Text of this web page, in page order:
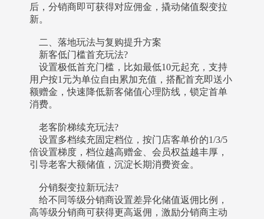
后，分销商即可获得对应佣金，撬动储值裂变拉
新。
二、落地玩法与复购提升方案
新客低门槛首充玩法?
设置极低首充门槛，比如最低10元起充，支持
用户按1元为单位自由累加充值，搭配首充即送小
额赠金，快速降低新客储值心理防线，锁定首单
消费。
老客阶梯续充玩法?
设置多档续充固定档位，按门店客单价的1/3/5
倍设置梯度，档位越高赠金、会员权益越丰厚，
引导老客大额储值，沉淀长期消费资金。
分销裂变拉新玩法?
给不同等级分销商设置差异化储值返佣比例，
高等级分销商可获得更高返佣，激励分销商主动